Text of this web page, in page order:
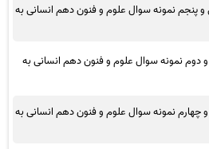
و پنجم نمونه سوال علوم و فنون دهم انسانی به
دوم نمونه سوال علوم و فنون دهم انسانی به
چهارم نمونه سوال علوم و فنون دهم انسانی به